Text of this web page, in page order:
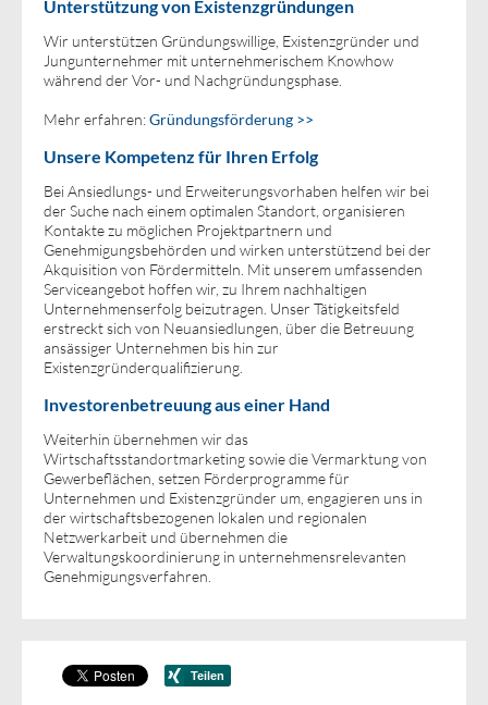
Unterstützung von Existenzgründungen
Wir unterstützen Gründungswillige, Existenzgründer und
Jungunternehmer mit unternehmerischem Knowhow
während der Vor- und Nachgründungsphase.
Mehr erfahren:Gründungsförderung >>
Unsere Kompetenz für Ihren Erfolg
Bei Ansiedlungs- und Erweiterungsvorhaben helfen wir bei
der Suche nach einem optimalen Standort, organisieren
Kontakte zu möglichen Projektpartnern und
Genehmigungsbehörden und wirken unterstützend bei der
Akquisition von Fördermitteln. Mit unserem umfassenden
Serviceangebot hoffen wir, zu Ihrem nachhaltigen
Unternehmenserfolg beizutragen. Unser Tätigkeitsfeld
erstreckt sich von Neuansiedlungen, über die Betreuung
ansässiger Unternehmen bis hin zur
Existenzgründerqualifizierung.
Investorenbetreuung aus einer Hand
Weiterhin übernehmen wir das
Wirtschaftsstandortmarketing sowie die Vermarktung von
Gewerbeflächen, setzen Förderprogramme für
Unternehmen und Existenzgründer um, engagieren uns in
der wirtschaftsbezogenen lokalen und regionalen
Netzwerkarbeit und übernehmen die
Verwaltungskoordinierung in unternehmensrelevanten
Genehmigungsverfahren.